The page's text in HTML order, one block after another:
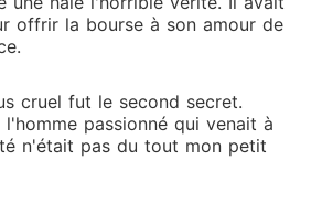
réservé un aller simple pour
disparaissaient sous moi, j'ai
jour, je reviendrais. Et ils
jamais cru pouvoir me détruire.
offrir la bourse à son amour de
cruel fut le second secret.
l'homme passionné qui venait à
n'était pas du tout mon petit